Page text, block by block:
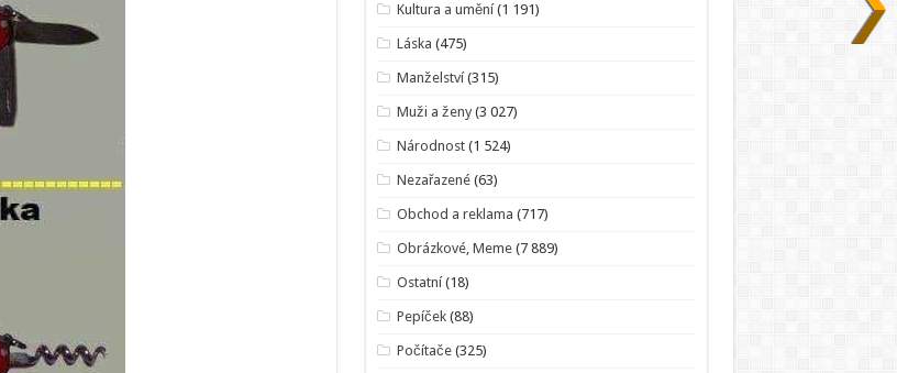
Kultura a umění(1 191)
Láska (475)
Manželství(315)
Muži a ženy (3 027)
Národnost (1 524)
Nezařazené (63)
Obchod a reklama (717)
Obrázkové, Meme (7 889)
Ostatní(18)
Pepíček (88)
Počítače (325)